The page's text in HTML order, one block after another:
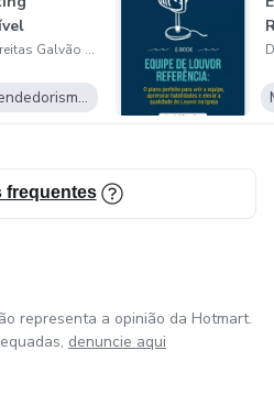
Daiani Freitas Galvão dos Santos
Empreendedorismo Digital
frequentes
representa a opinião da Hotmart.
denuncie aqui